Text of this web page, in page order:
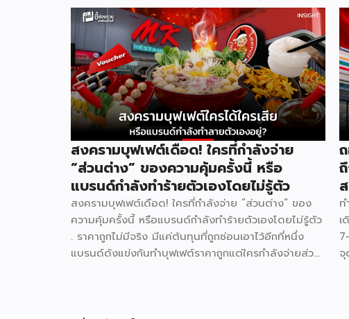
สงครามบุฟเฟต์เดือด! ใครที่กำลังจ่าย
“ส่วนต่าง” ของความคุ้มครั้งนี้ หรือ
แบรนด์กำลังทำร้ายตัวเองโดยไม่รู้ตัว
สงครามบุฟเฟต์เดือด! ใครที่กำลังจ่าย “ส่วนต่าง” ของ
ความคุ้มครั้งนี้ หรือแบรนด์กำลังทำร้ายตัวเองโดยไม่รู้ตัว
. ราคาถูกไม่มีจริง มีแค่ต้นทุนที่ถูกซ่อนเอาไว้อีกที่หนึ่ง
แบรนด์ดังแข่งกันทำบุฟเฟต์ราคาถูกแต่ใครกำลังจ่ายส่วน
ท
เ
จุ